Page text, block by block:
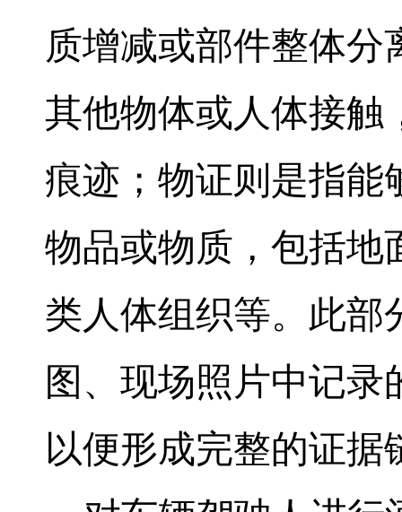
质增减或部件整体
其他物体或人体接触
痕迹；物证则是指能
物品或物质，包括地
类人体组织等。此部
图、现场照片中记
以便形成完整的证据